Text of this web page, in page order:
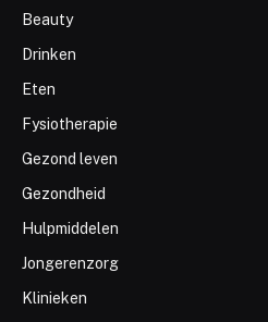
Beauty
Drinken
Eten
Fysiotherapie
Gezond leven
Gezondheid
Hulpmiddelen
Jongerenzorg
Klinieken